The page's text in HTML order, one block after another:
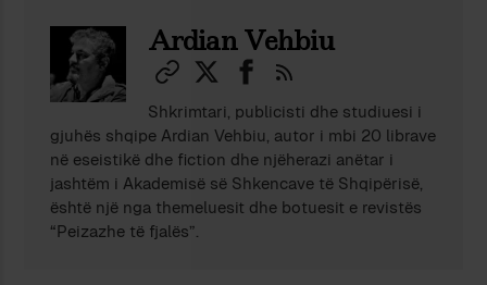
Ardian Vehbiu
Shkrimtari, publicisti dhe studiuesi i
gjuhës shqipe Ardian Vehbiu, autor i mbi 20 librave
në eseistikë dhe fiction dhe njëherazi anëtar i
jashtëm i Akademisë së Shkencave të Shqipërisë,
është një nga themeluesit dhe botuesit e revistës
“Peizazhe të fjalës”.